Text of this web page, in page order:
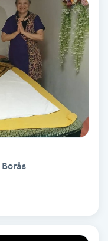
Borås